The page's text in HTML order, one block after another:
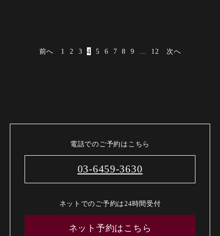
前へ 1 2 3 4 5 6 7 8 9 … 12 次へ
電話でのご予約はこちら
03-6459-3630
ネットでのご予約は24時間受付
ネット予約はこちら